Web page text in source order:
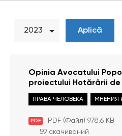
Aplică
Opinia Avocatului
proiectului Hotărârii de
aprobarea proiectului
activitatea sanitară
PDF PDF (Файл) 978.6 KB
ПРАВА ЧЕЛОВЕКА МНЕНИЯ
59 скачиваний